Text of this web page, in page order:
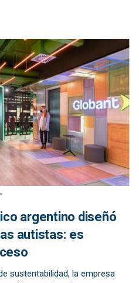
argentino diseñó
autistas: es
sustentabilidad, la empresa